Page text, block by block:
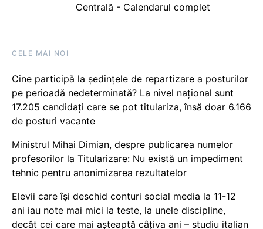
Centrală - Calendarul complet
CELE MAI NOI
Cine participă la ședințele de repartizare a posturilor
pe perioadă nedeterminată? La nivel național sunt
17.205 candidați care se pot titulariza, însă doar 6.166
de posturi vacante
Ministrul Mihai Dimian, despre publicarea numelor
profesorilor la Titularizare: Nu există un impediment
tehnic pentru anonimizarea rezultatelor
Elevii care își deschid conturi social media la 11-12
ani iau note mai mici la teste, la unele discipline,
decât cei care mai așteaptă câțiva ani – studiu italian